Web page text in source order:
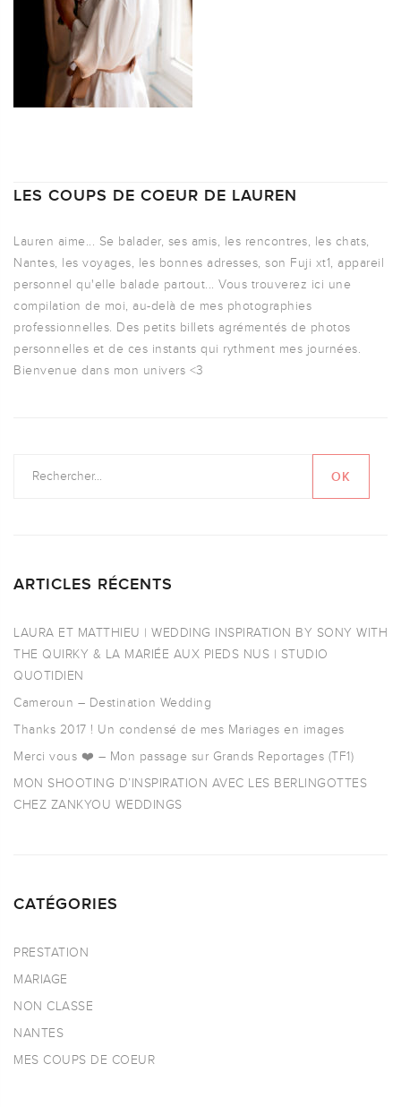
LES COUPS DE COEUR DE LAUREN
Lauren aime... Se balader, ses amis, les rencontres, les chats,
Nantes, les voyages, les bonnes adresses, son Fuji xt1, appareil
personnel qu'elle balade partout... Vous trouverez ici une
compilation de moi, au-delà de mes photographies
professionnelles. Des petits billets agrémentés de photos
personnelles et de ces instants qui rythment mes journées.
Bienvenue dans mon univers <3
ARTICLES RÉCENTS
LAURA ET MATTHIEU | WEDDING INSPIRATION BY SONY WITH
THE QUIRKY & LA MARIÉE AUX PIEDS NUS | STUDIO
QUOTIDIEN
Cameroun – Destination Wedding
Thanks 2017 ! Un condensé de mes Mariages en images
Merci vous ❤️ – Mon passage sur Grands Reportages (TF1)
MON SHOOTING D’INSPIRATION AVEC LES BERLINGOTTES
CHEZ ZANKYOU WEDDINGS
CATÉGORIES
PRESTATION
MARIAGE
NON CLASSE
NANTES
MES COUPS DE COEUR